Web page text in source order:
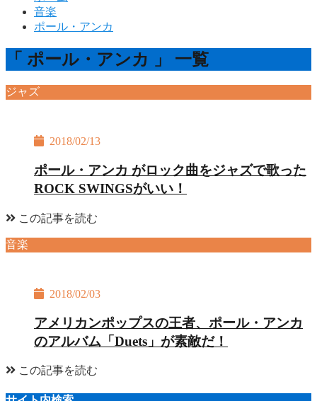
音楽
ポール・アンカ
「 ポール・アンカ 」 一覧
ジャズ
2018/02/13
ポール・アンカ がロック曲をジャズで歌った
ROCK SWINGSがいい！
この記事を読む
音楽
2018/02/03
アメリカンポップスの王者、ポール・アンカ
のアルバム「Duets」が素敵だ！
この記事を読む